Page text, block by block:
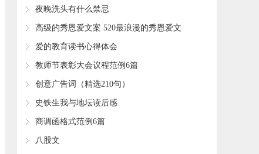
(精选51句)
夜晚洗头有什么禁忌
高级的秀恩爱文案 520最浪漫的秀恩爱文
案
爱的教育读书心得体会
教师节表彰大会议程范例6篇
创意广告词（精选210句）
史铁生我与地坛读后感
商调函格式范例6篇
八股文